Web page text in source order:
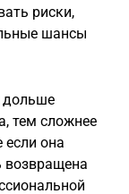
риски,
шансы
дольше
тем сложнее
если она
возвращена